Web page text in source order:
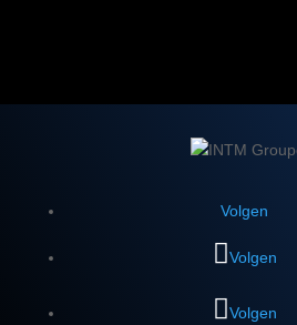
Volgen
Volgen
Volgen